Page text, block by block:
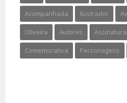
Acompanhada Ilustrador
Oliveira Autores Assinatura
Comemorativa Personagens